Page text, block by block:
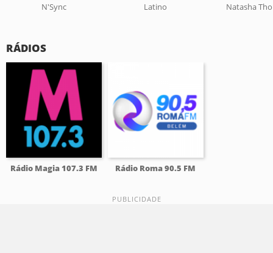
N'Sync Latino Natasha
RÁDIOS
Rádio Magia 107.3 FM Rádio Roma 90.5 FM